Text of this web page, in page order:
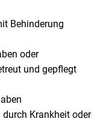
Behinderung
oder
und gepflegt
durch Krankheit oder